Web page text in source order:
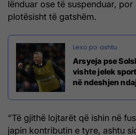
lënduar ose të suspenduar, por
plotësisht të gatshëm.
Arsyeja pse
vishte jelek
në ndeshjen
“Të gjithë lojtarët që ishin në
japin kontributin e tyre, ashtu